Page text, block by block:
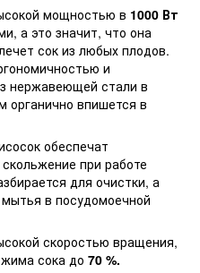
мощностью в 1000 Вт
а это значит, что она
сок из любых плодов.
и
нержавеющей стали в
органично впишется в
обеспечат
при работе
для очистки, а
в посудомоечной
скоростью вращения,
сока до 70 %.